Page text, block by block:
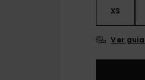
XS
Ver